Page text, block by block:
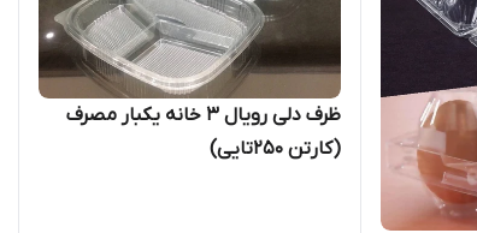
ظرف دلی رویال ۳ خانه یکبار مصرف
(کارتن ۲۵۰تایی)